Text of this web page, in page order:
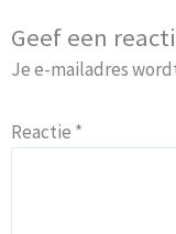
Geef een
Je e-mailadres
Reactie *